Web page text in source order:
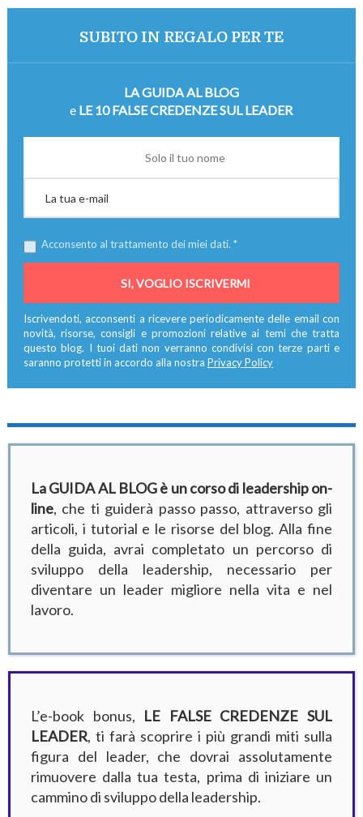
SUBITO IN REGALO PER TE
LA GUIDA AL BLOG
e LE 10 FALSE CREDENZE SUL LEADER
Acconsento al trattamento dei miei dati. *
Iscrivendoti, acconsenti a ricevere periodicamente delle email con
novità, risorse, consigli e promozioni relative ai temi che tratta
questo blog. I tuoi dati non verranno condivisi con terze parti e
saranno protetti in accordo alla nostra Privacy Policy
La GUIDA AL BLOG è un corso di leadership on-
line, che ti guiderà passo passo, attraverso gli
articoli, i tutorial e le risorse del blog. Alla fine
della guida, avrai completato un percorso di
sviluppo della leadership, necessario per
diventare un leader migliore nella vita e nel
lavoro.
L’e-book bonus, LE FALSE CREDENZE SUL
LEADER, ti farà scoprire i più grandi miti sulla
figura del leader, che dovrai assolutamente
rimuovere dalla tua testa, prima di iniziare un
cammino di sviluppo della leadership.